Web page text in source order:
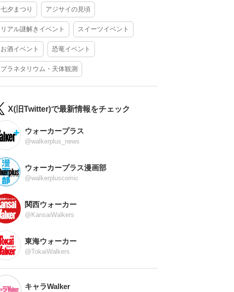
七夕まつり アジサイの見頃
リアル謎解きイベント スイーツイベント
お酒イベント 恐竜イベント
プラネタリウム・天体観測
X(旧Twitter)で最新情報をチェック
ウォーカープラス
@walkerplus_news
ウォーカープラス漫画部
@walkerpluscomic
関西ウォーカー
@KansaiWalkers
東海ウォーカー
@TokaiWalkers
キャラWalker